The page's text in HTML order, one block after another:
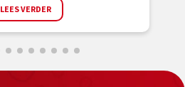
LEES VERDER